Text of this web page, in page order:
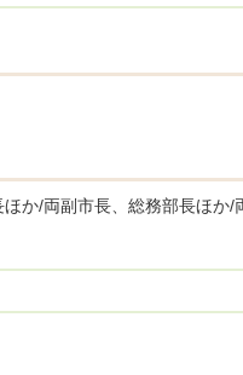
か/両副市長、総務部長ほか/